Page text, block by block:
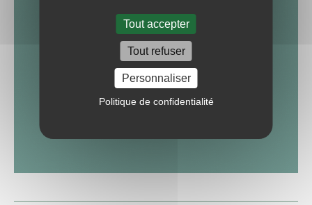
Tout accepter
Tout refuser
Personnaliser
Politique de confidentialité